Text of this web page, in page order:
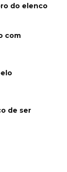
do elenco
com
de ser